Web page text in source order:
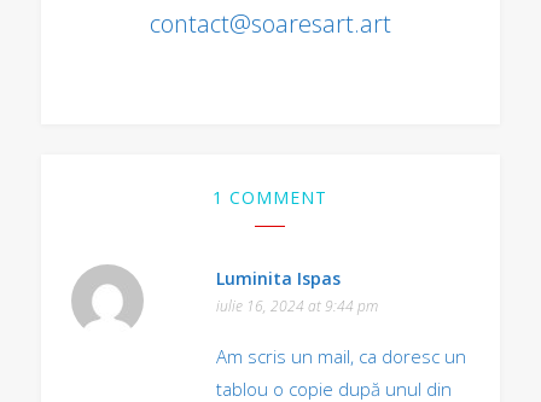
contact@soaresart.art
1 COMMENT
Luminita Ispas
iulie 16, 2024 at 9:44 pm
Am scris un mail, ca doresc un
tablou o copie după unul din